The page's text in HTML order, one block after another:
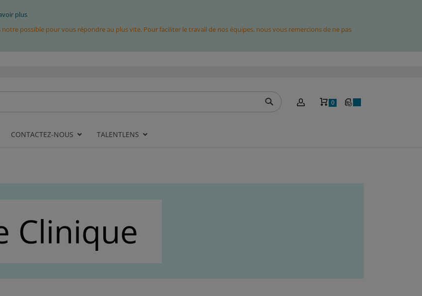
plus
possible pour vous répondre au plus vite. Pour faciliter le travail de nos équipes, nous vous remercions de ne pas
Mon panier
0
CONTACTEZ-NOUS TALENTLENS
Clinique